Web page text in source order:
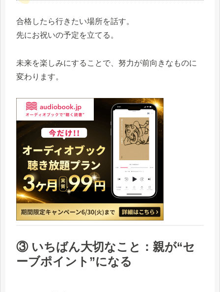
合格したら行きたい場所を話す。
先にお祝いの予定を立てる。
未来を楽しみにすることで、努力が前向きなものに
変わります。
③ いちばん大切なこと：親が“セ
ーブポイント”になる